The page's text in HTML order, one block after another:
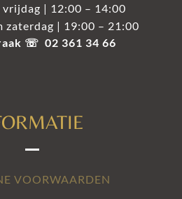
vrijdag | 12:00 – 14:00
zaterdag | 19:00 – 21:00
☏ 02 361 34 66
VOORWAARDEN